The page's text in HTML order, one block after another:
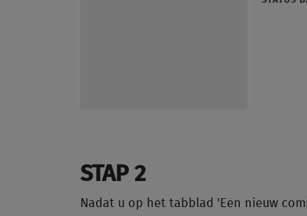
STAP 2
Nadat u op het tabblad 'Een nieuw